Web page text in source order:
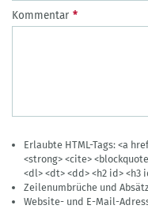
Kommentar
Erlaubte HTML-Tags: <a
<strong> <cite>
<dl> <dt> <dd> <h2 id> <h3
Zeilenumbrüche und
Website- und E-Mail-